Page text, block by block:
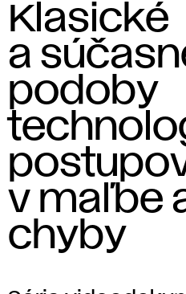
Klasické
a
podoby
v maľbe
chyby